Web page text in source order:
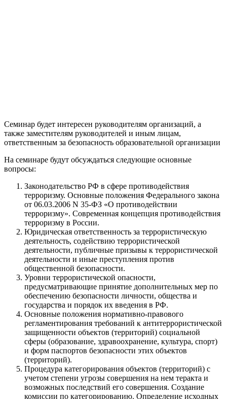
Семинар будет интересен руководителям организаций, а
также заместителям руководителей и иным лицам,
ответственным за безопасность образовательной организации
На семинаре будут обсуждаться следующие основные
вопросы:
Законодательство РФ в сфере противодействия
терроризму. Основные положения Федерального закона
от 06.03.2006 N 35-ФЗ «О противодействии
терроризму». Современная концепция противодействия
терроризму в России.
Юридическая ответственность за террористическую
деятельность, содействию террористической
деятельности, публичные призывы к террористической
деятельности и иные преступления против
общественной безопасности.
Уровни террористической опасности,
предусматривающие принятие дополнительных мер по
обеспечению безопасности личности, общества и
государства и порядок их введения в РФ.
Основные положения нормативно-правового
регламентирования требований к антитеррористической
защищенности объектов (территорий) социальной
сферы (образование, здравоохранение, культура, спорт)
и форм паспортов безопасности этих объектов
(территорий).
Процедура категорирования объектов (территорий) с
учетом степени угрозы совершения на нем теракта и
возможных последствий его совершения. Создание
комиссии по категорированию. Определение исходных